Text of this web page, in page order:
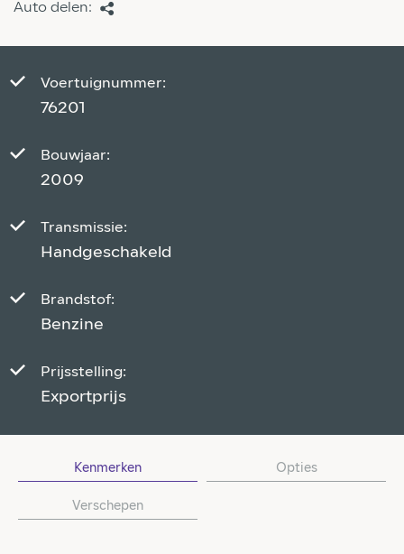
Auto delen:
Voertuignummer:
76201
Bouwjaar:
2009
Transmissie:
Handgeschakeld
Brandstof:
Benzine
Prijsstelling:
Exportprijs
Kenmerken Opties
Verschepen